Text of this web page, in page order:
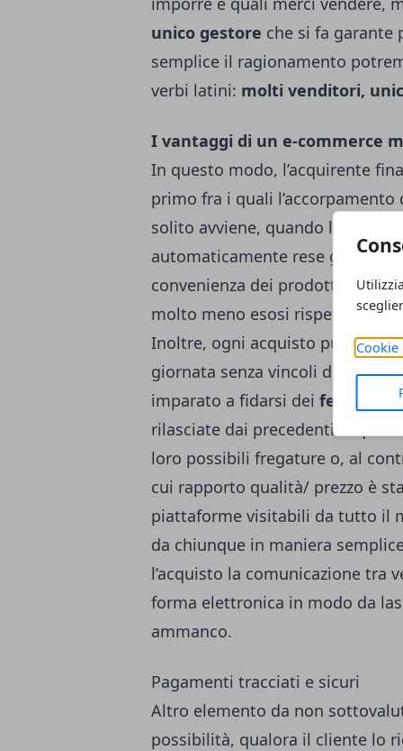
Cookie
unico gestore che si fa garante
semplice il ragionamento
verbi latini: molti venditori,
I vantaggi di un e-commerce
In questo modo, l’acquirente
primo fra i quali
solito avviene, quando
automaticamente rese
convenienza dei prodotti
molto meno esosi rispetto ai
Inoltre, ogni acquisto può
giornata senza vincoli di alcun
imparato a fidarsi dei feedback
rilasciate dai precedenti
loro possibili fregature o, al
cui rapporto qualità/ prezzo è
piattaforme visitabili da tutto il
da chiunque in maniera
l’acquisto la comunicazione tra
forma elettronica in modo da
ammanco.
Pagamenti tracciati e sicuri
Altro elemento da non
possibilità, qualora il cliente lo